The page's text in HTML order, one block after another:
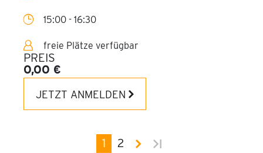
15:00 - 16:30
freie Plätze verfügbar
PREIS
0,00 €
JETZT ANMELDEN
1 2